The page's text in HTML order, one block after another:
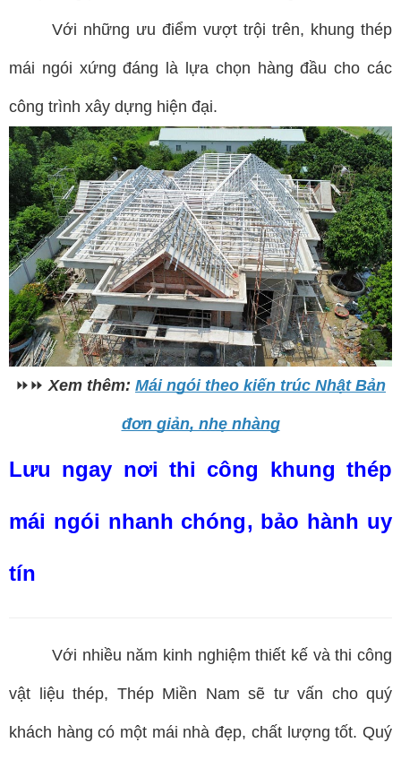
Với những ưu điểm vượt trội trên, khung thép
mái ngói xứng đáng là lựa chọn hàng đầu cho các
công trình xây dựng hiện đại.
⏩⏩ Xem thêm: Mái ngói theo kiến trúc Nhật Bản
đơn giản, nhẹ nhàng
Lưu ngay nơi thi công khung thép
mái ngói nhanh chóng, bảo hành uy
tín
Với nhiều năm kinh nghiệm thiết kế và thi công
vật liệu thép, Thép Miền Nam sẽ tư vấn cho quý
khách hàng có một mái nhà đẹp, chất lượng tốt. Quý